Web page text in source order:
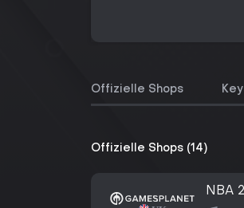
Offizielle Shops
Offizielle Shops (14)
NBA